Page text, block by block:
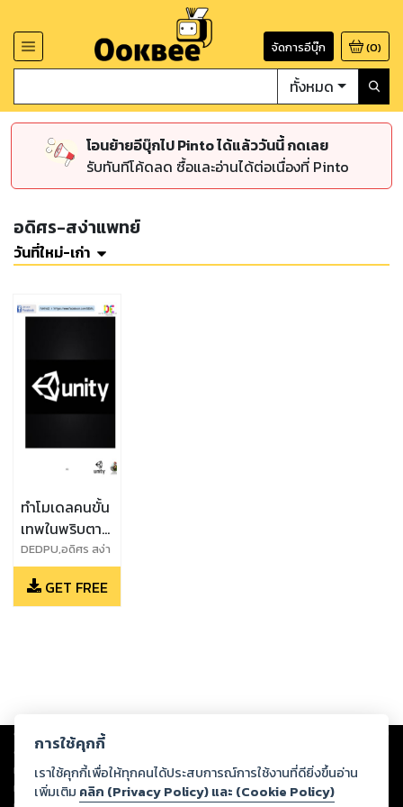
จัดการอีบุ๊ก (0)
ทั้งหมด
โอนย้ายอีบุ๊กไป Pinto ได้แล้ววันนี้ กดเลย
รับทันทีโค้ดลด ซื้อและอ่านได้ต่อเนื่องที่ Pinto
อดิศร-สง่าแพทย์
วันที่ใหม่-เก่า
ทำโมเดลคนขั้น
เทพในพริบตา
กับ Mixamo
และ Unity3D
DEDPU,อดิศร สง่า
แพทย์
GET FREE
Copyright © 2026
ต่อผลงานหรือเนื้อหาใดที่อัปโหลดผ่านเว็บไซต์และปรากฏว่าละเมิดสิทธิใน
ทรัพย์สินทางปัญญาของบุคคลอื่นหรือขัดต่อกฎหมายและศีลธรรม ดังนั้น ผู้อ่าน
ทุกท่านโปรดใช้วิจารณญาณในการกลั่นกรองด้วยตนเอง และหากท่านพบว่าส่วน
การใช้คุกกี้
เราใช้คุกกี้เพื่อให้ทุกคนได้ประสบการณ์การใช้งานที่ดียิ่งขึ้นอ่าน
เพิ่มเติม คลิก (Privacy Policy) และ (Cookie Policy)